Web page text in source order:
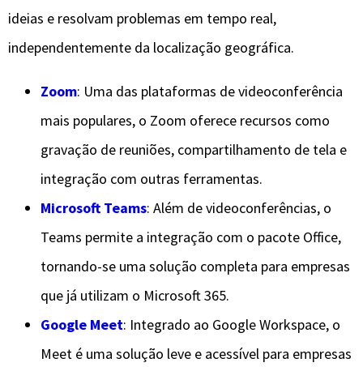
ideias e resolvam problemas em tempo real,
independentemente da localização geográfica.
Zoom: Uma das plataformas de videoconferência
mais populares, o Zoom oferece recursos como
gravação de reuniões, compartilhamento de tela e
integração com outras ferramentas.
Microsoft Teams: Além de videoconferências, o
Teams permite a integração com o pacote Office,
tornando-se uma solução completa para empresas
que já utilizam o Microsoft 365.
Google Meet: Integrado ao Google Workspace, o
Meet é uma solução leve e acessível para empresas